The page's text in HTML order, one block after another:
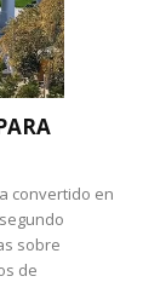
convertido en
sobre
de